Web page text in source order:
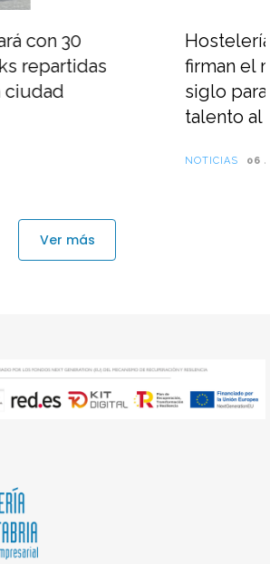
Cantabria, CCOO y UGT
acuerdo salarial del
el empleo y atraer
Ver más